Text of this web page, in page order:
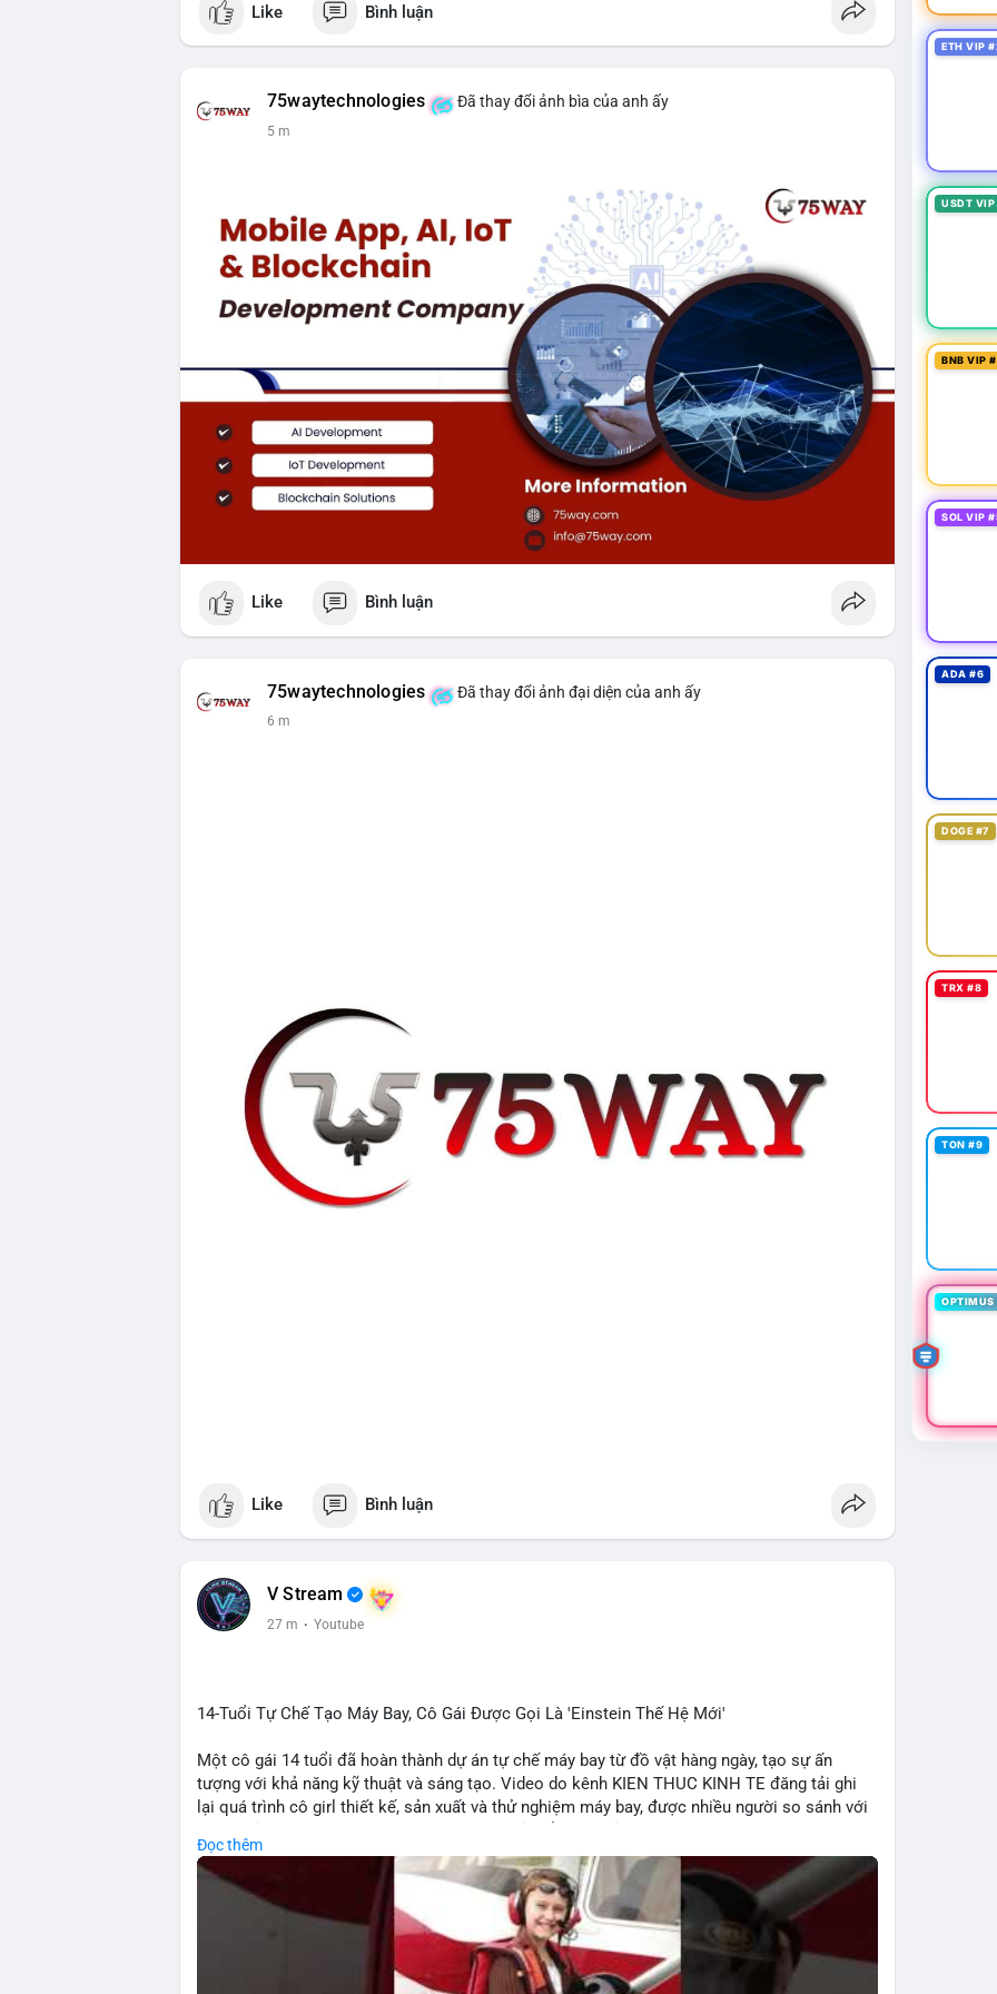
#vlikevn #titanbot
Like Bình luận
75waytechnologies Đã thay đổi ảnh bìa của anh ấy
5 m
Like Bình luận
75waytechnologies Đã thay đổi ảnh đại diện của anh ấy
6 m
Like Bình luận
V Stream
27 m · Youtube
14-Tuổi Tự Chế Tạo Máy Bay, Cô Gái Được Gọi Là 'Einstein Thế Hệ Mới'
Một cô gái 14 tuổi đã hoàn thành dự án tự chế máy bay từ đồ vật hàng ngày, tạo sự ấn
tượng với khả năng kỹ thuật và sáng tạo. Video do kênh KIEN THUC KINH TE đăng tải ghi
lại quá trình cô girl thiết kế, sản xuất và thử nghiệm máy bay, được nhiều người so sánh với
còn thể hiện tiềm năng của thế hệ trẻ trong lĩnh vực công nghệ. Mặc dù chưa liên quan trực
tiếp đến tài chính hoặc crypto, sự phát triển của công nghệ mới thường tạo cơ hội đầu tư
hoặc ứng dụng trong các lĩnh vực số hóa.
🎥 Xem video trực tiếp tại:
Đọc thêm
ETH VIP
USDT
BNB VIP
SOL VIP
ADA #6
DOGE #7
TRX #8
TON #9
OPTIMUS